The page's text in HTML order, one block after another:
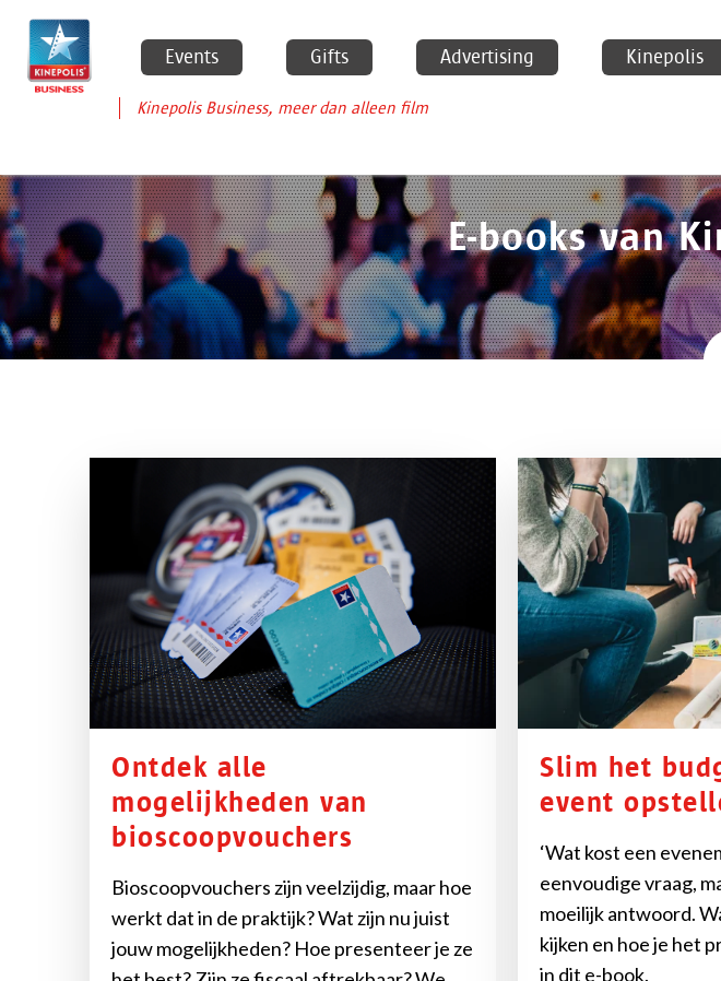
Events Gifts Advertising Kinepolis
Kinepolis Business, meer dan alleen film
E-books van
Ontdek alle
mogelijkheden van
bioscoopvouchers
Bioscoopvouchers zijn veelzijdig, maar hoe
werkt dat in de praktijk? Wat zijn nu juist
jouw mogelijkheden? Hoe presenteer je ze
Slim het
event
‘Wat kost een
eenvoudige vraag,
moeilijk antwoord.
kijken en hoe je het
in dit e-book.